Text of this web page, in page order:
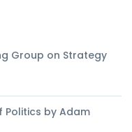
Group on Strategy
Politics by Adam